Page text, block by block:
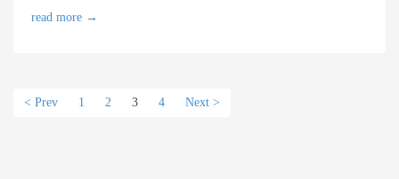
read more →
< Prev 1 2 3 4 Next >